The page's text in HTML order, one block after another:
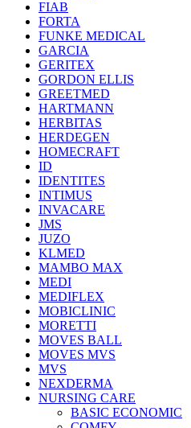
FIAB
FORTA
FUNKE MEDICAL
GARCIA
GERITEX
GORDON ELLIS
GREETMED
HARTMANN
HERBITAS
HERDEGEN
HOMECRAFT
ID
IDENTITES
INTIMUS
INVACARE
JMS
JUZO
KLMED
MAMBO MAX
MEDI
MEDIFLEX
MOBICLINIC
MORETTI
MOVES BALL
MOVES MVS
MVS
NEXDERMA
NURSING CARE
BASIC ECONOMIC